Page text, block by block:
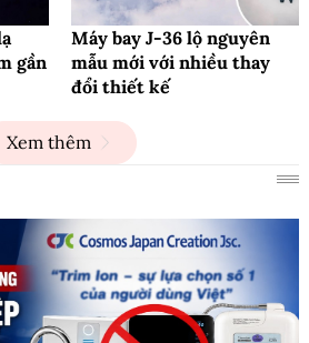
gần
Máy bay J-36 lộ nguyên
mẫu mới với nhiều thay
đổi thiết kế
Xem thêm